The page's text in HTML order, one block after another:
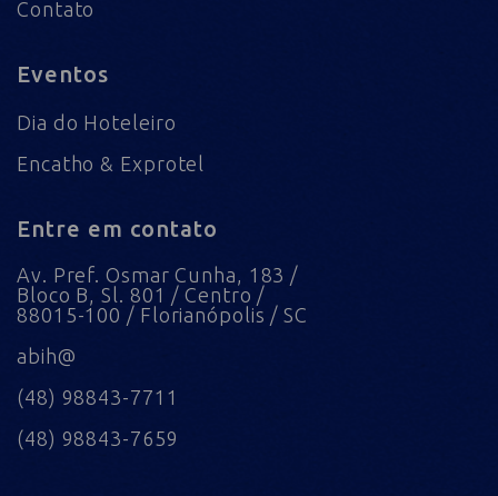
Contato
Eventos
Dia do Hoteleiro
Encatho & Exprotel
Entre em contato
Av. Pref. Osmar Cunha, 183 /
Bloco B, Sl. 801 / Centro /
88015-100 / Florianópolis / SC
abih@
(48) 98843-7711
(48) 98843-7659